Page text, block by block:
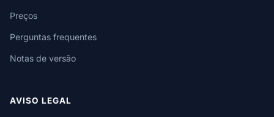
Preços
Perguntas frequentes
Notas de versão
AVISO LEGAL